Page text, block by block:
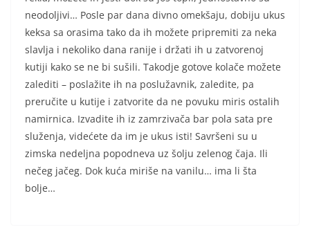
neodoljivi… Posle par dana divno omekšaju, dobiju ukus
keksa sa orasima tako da ih možete pripremiti za neka
slavlja i nekoliko dana ranije i držati ih u zatvorenoj
kutiji kako se ne bi sušili. Takodje gotove kolače možete
zalediti – poslažite ih na poslužavnik, zaledite, pa
preručite u kutije i zatvorite da ne povuku miris ostalih
namirnica. Izvadite ih iz zamrzivača bar pola sata pre
služenja, videćete da im je ukus isti! Savršeni su u
zimska nedeljna popodneva uz šolju zelenog čaja. Ili
nečeg jačeg. Dok kuća miriše na vanilu… ima li šta
bolje…